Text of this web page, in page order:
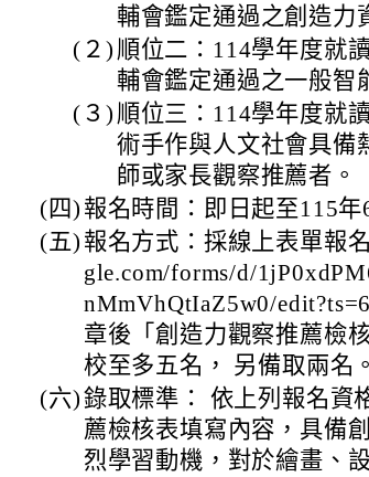
輔會鑑定通過之創造力
(２) 順位二：114學年度就
輔會鑑定通過之一般智
(３) 順位三：114學年度就
術手作與人文社會具備
師或家長觀察推薦者。
(四) 報名時間：即日起至115年
(五) 報名方式：採線上表單報
gle.com/forms/d/
nMmVhQtIaZ5w0/
章後「創造力觀察推薦檢
校至多五名， 另備取兩名。
(六)錄取標準： 依上列報名資
薦檢核表填寫內容，具備
烈學習動機，對於繪畫、